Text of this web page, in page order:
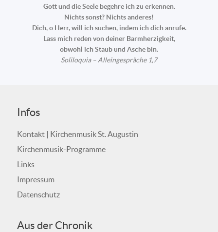
Gott und die Seele begehre ich zu erkennen.
Nichts sonst? Nichts anderes!
Dich, o Herr, will ich suchen, indem ich dich anrufe.
Lass mich reden von deiner Barmherzigkeit,
obwohl ich Staub und Asche bin.
Soliloquia – Alleingespräche 1,7
Infos
Kontakt | Kirchenmusik St. Augustin
Kirchenmusik-Programme
Links
Impressum
Datenschutz
Aus der Chronik